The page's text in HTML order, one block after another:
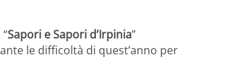
Sapori e Sapori d’Irpinia”
le difficoltà di quest’anno per